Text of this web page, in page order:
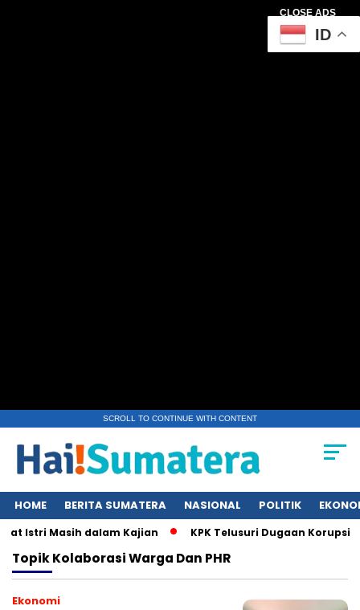
CLOSE ADS
SCROLL TO CONTINUE WITH CONTENT
HOME BERITA SUMATERA NASIONAL POLITIK
Istri Masih dalam Kajian KPK Telusuri Dugaan Korupsi
TopikKolaborasi Warga Dan PHR
Ekonomi
ID